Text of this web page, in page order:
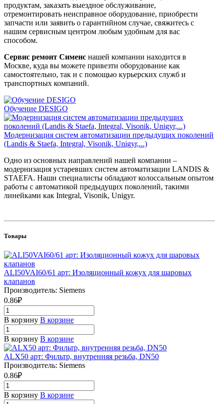
продуктам, заказать выездное обслуживание,
отремонтировать неисправное оборудование, приобрести
запчасти или заявить о гарантийном случае, свяжитесь с
нашим сервисным центром любым удобным для вас
способом.
Сервис ремонт Сименс нашей компании находится в
Москве, куда вы можете привезти оборудование как
самостоятельно, так и с помощью курьерских служб и
транспортных компаний.
Обучение DESIGO
Модернизация систем автоматизации предыдущих поколений
(Landis & Staefa, Integral, Visonik, Unigyr,...)
Одно из основных направлений нашей компании –
модернизация устаревших систем автоматизации LANDIS &
STAEFA. Наши специалисты обладают колоссальным опытом
работы с автоматикой предыдущих поколений, такими
линейками как Integral, Visonik, Unigyr.
Товары
ALI50VAI60/61 арт: Изоляционный кожух для шаровых
клапанов
Производитель: Siemens
0.86₽
В корзину В корзине
В корзину В корзине
ALX50 арт: Фильтр, внутренняя резьба, DN50
Производитель: Siemens
0.86₽
В корзину В корзине